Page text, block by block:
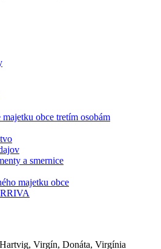
obce tretím osobám
a smernice
majetku obce
Virgín, Donáta, Virgínia